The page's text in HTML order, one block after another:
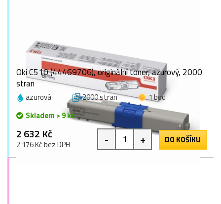
Oki C510 (44469706), originální toner, azurový, 2000
stran
azurová 2000 stran
1 bod
Skladem > 9 ks
2 632 Kč
2 176 Kč bez DPH - + DO KOŠÍKU